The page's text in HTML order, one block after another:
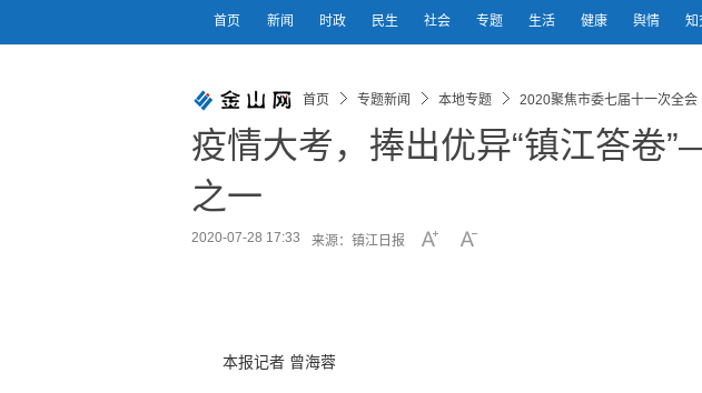
首页 新闻 时政 民生 社会 专题 生活 健康 舆情 知
首页 专题新闻 本地专题 2020聚焦市委七届十一次全会
疫情大考，捧出优异“镇江答卷
之一
2020-07-28 17:33 来源：镇江日报
本报记者 曾海蓉